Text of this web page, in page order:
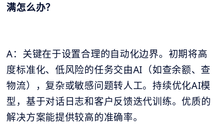
满怎么办？
A：关键在于设置合理的自动化边界。初期将高
度标准化、低风险的任务交由AI（如查余额、查
物流），复杂或敏感问题转人工。持续优化AI模
型，基于对话日志和客户反馈迭代训练。优质的
解决方案能提供较高的准确率。